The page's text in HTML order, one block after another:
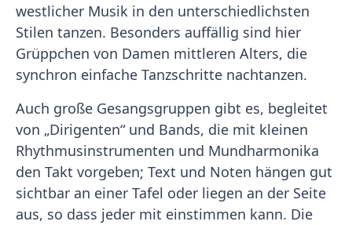
westlicher Musik in den unterschiedlichsten
Stilen tanzen. Besonders auffällig sind hier
Grüppchen von Damen mittleren Alters, die
synchron einfache Tanzschritte nachtanzen.
Auch große Gesangsgruppen gibt es, begleitet
von „Dirigenten“ und Bands, die mit kleinen
Rhythmusinstrumenten und Mundharmonika
den Takt vorgeben; Text und Noten hängen gut
sichtbar an einer Tafel oder liegen an der Seite
aus, so dass jeder mit einstimmen kann. Die